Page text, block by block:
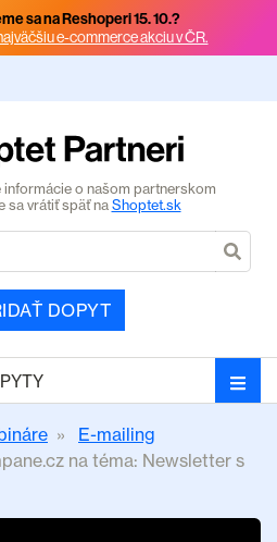
sa na Reshoperi 15. 10.?
e-commerce akciu v ČR.
informácie o našom partnerskom
sa vrátiť späť naShoptet.sk
DOPYT
E-mailing
na téma: Newsletter s